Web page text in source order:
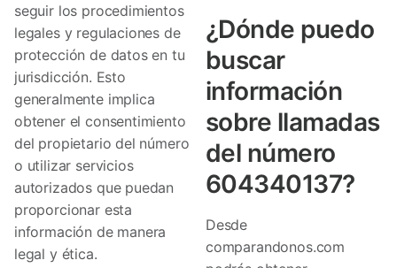
seguir los procedimientos
legales y regulaciones de
protección de datos en tu
jurisdicción. Esto
generalmente implica
obtener el consentimiento
del propietario del número
o utilizar servicios
autorizados que puedan
proporcionar esta
información de manera
legal y ética.
¿Dónde puedo
buscar
información
sobre llamadas
del número
604340137?
Desde
comparandonos.com